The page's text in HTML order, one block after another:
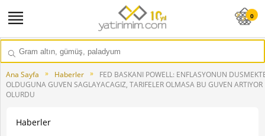
0
Ana Sayfa » Haberler »
FED BASKANI POWELL: ENFLASYONUN
OLDUGUNA GUVEN SAGLAYACAGIZ, TARIFELER OLMASA BU GUVEN ARTIYOR
OLURDU
Haberler